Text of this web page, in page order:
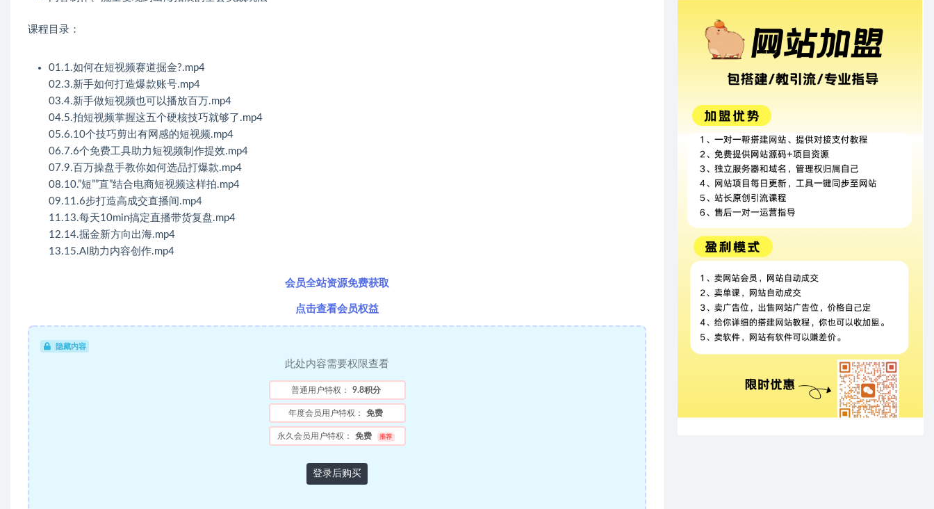
课程目录：
01.1.如何在短视频赛道掘金?.mp4
02.3.新手如何打造爆款账号.mp4
03.4.新手做短视频也可以播放百万.mp4
04.5.拍短视频掌握这五个硬核技巧就够了.mp4
05.6.10个技巧剪出有网感的短视频.mp4
06.7.6个免费工具助力短视频制作提效.mp4
07.9.百万操盘手教你如何选品打爆款.mp4
08.10.”短””直”结合电商短视频这样拍.mp4
09.11.6步打造高成交直播间.mp4
11.13.每天10min搞定直播带货复盘.mp4
12.14.掘金新方向出海.mp4
13.15.AI助力内容创作.mp4
会员全站资源免费获取
点击查看会员权益
隐藏内容
此处内容需要权限查看
普通用户特权： 9.8积分
年度会员用户特权： 免费
永久会员用户特权： 免费 推荐
登录后购买